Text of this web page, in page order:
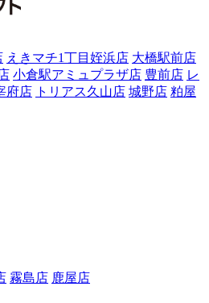
えきマチ1丁目姪浜店 大橋駅前店
小倉駅アミュプラザ店 豊前店 レ
府店 トリアス久山店 城野店 粕屋
霧島店 鹿屋店